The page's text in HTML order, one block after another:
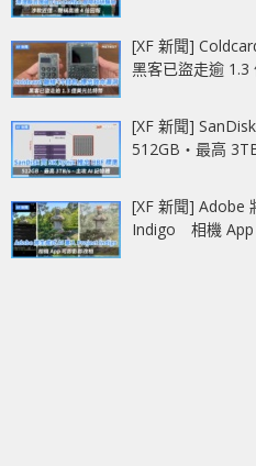
[XF 新聞]
黑客已盜走逾 1.3
[XF 新聞]
512GB‧最高
[XF 新聞] Adobe
Indigo 相機 App